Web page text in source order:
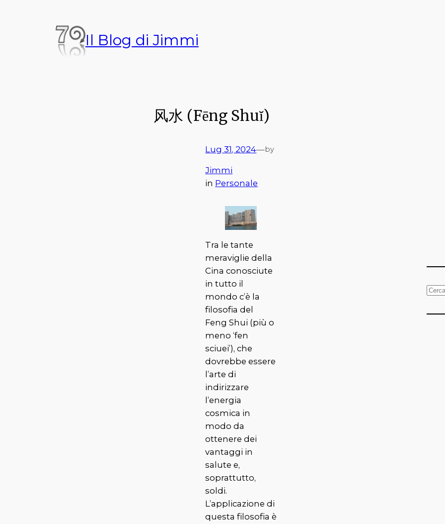
Il Blog di Jimmi
风水 (Fēng Shuĭ)
Lug 31, 2024—by
Jimmi
in Personale
Tra le tante
meraviglie della
Cina conosciute
in tutto il
mondo c’è la
filosofia del
Feng Shui (più o
meno ‘fen
sciuei’), che
dovrebbe essere
l’arte di
indirizzare
l’energia
cosmica in
modo da
ottenere dei
vantaggi in
salute e,
soprattutto,
soldi.
L’applicazione di
questa filosofia è
C
r